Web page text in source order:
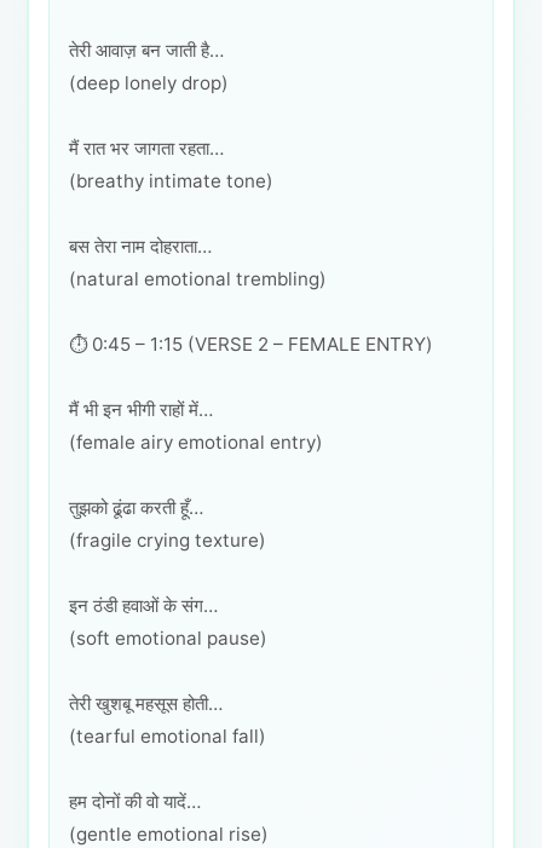
तेरी आवाज़ बन जाती है…
(deep lonely drop)
मैं रात भर जागता रहता…
(breathy intimate tone)
बस तेरा नाम दोहराता…
(natural emotional trembling)
⏱️ 0:45 – 1:15 (VERSE 2 – FEMALE ENTRY)
मैं भी इन भीगी राहों में…
(female airy emotional entry)
तुझको ढूंढा करती हूँ…
(fragile crying texture)
इन ठंडी हवाओं के संग…
(soft emotional pause)
तेरी खुशबू महसूस होती…
(tearful emotional fall)
हम दोनों की वो यादें…
(gentle emotional rise)